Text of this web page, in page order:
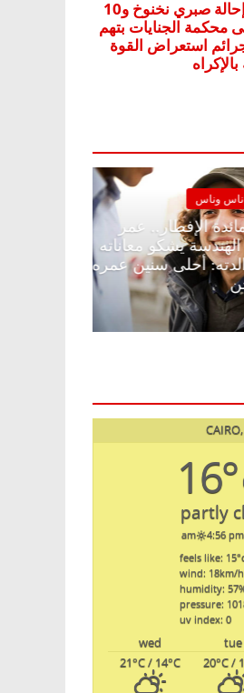
مقعد شاغر
محمد علي
من الأمراض..
بتضيع في السجن
وبلكونة بلا زينة
فاروق خبير
الحرية ولمة
16°
partly
4:56 pm
feels like: 15
wind: 18km/h
humidity: 57
pressure:
uv index: 0
tue
wed
20°C/
21°C/ 14°C